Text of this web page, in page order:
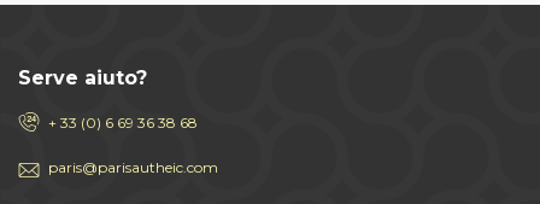
Serve aiuto?
+ 33 (0) 6 69 36 38 68
paris@parisautheic.com